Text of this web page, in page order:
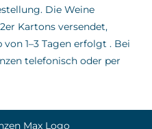
Die Weine
Kartons versendet,
1–3 Tagen erfolgt . Bei
telefonisch oder per